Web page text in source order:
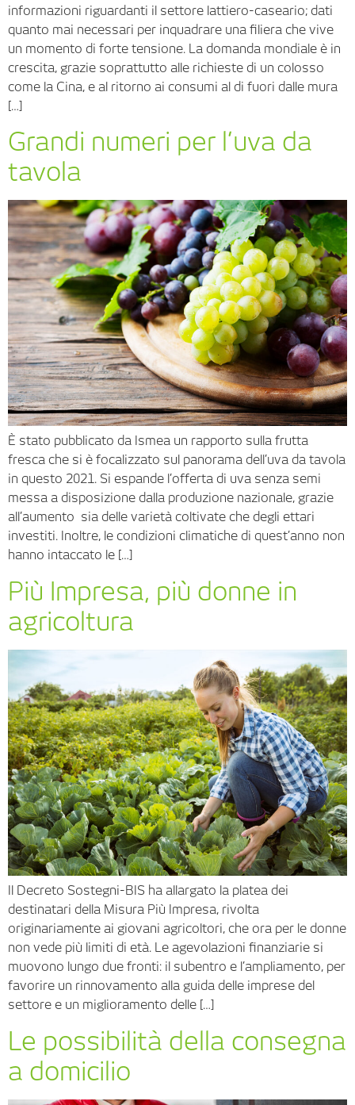
informazioni riguardanti il settore lattiero-caseario; dati
quanto mai necessari per inquadrare una filiera che vive
un momento di forte tensione. La domanda mondiale è in
crescita, grazie soprattutto alle richieste di un colosso
come la Cina, e al ritorno ai consumi al di fuori dalle mura
[…]
Grandi numeri per l’uva da
tavola
È stato pubblicato da Ismea un rapporto sulla frutta
fresca che si è focalizzato sul panorama dell’uva da tavola
in questo 2021. Si espande l’offerta di uva senza semi
messa a disposizione dalla produzione nazionale, grazie
all’aumento sia delle varietà coltivate che degli ettari
investiti. Inoltre, le condizioni climatiche di quest’anno non
hanno intaccato le […]
Più Impresa, più donne in
agricoltura
Il Decreto Sostegni-BIS ha allargato la platea dei
destinatari della Misura Più Impresa, rivolta
originariamente ai giovani agricoltori, che ora per le donne
non vede più limiti di età. Le agevolazioni finanziarie si
muovono lungo due fronti: il subentro e l’ampliamento, per
favorire un rinnovamento alla guida delle imprese del
settore e un miglioramento delle […]
Le possibilità della consegna
a domicilio